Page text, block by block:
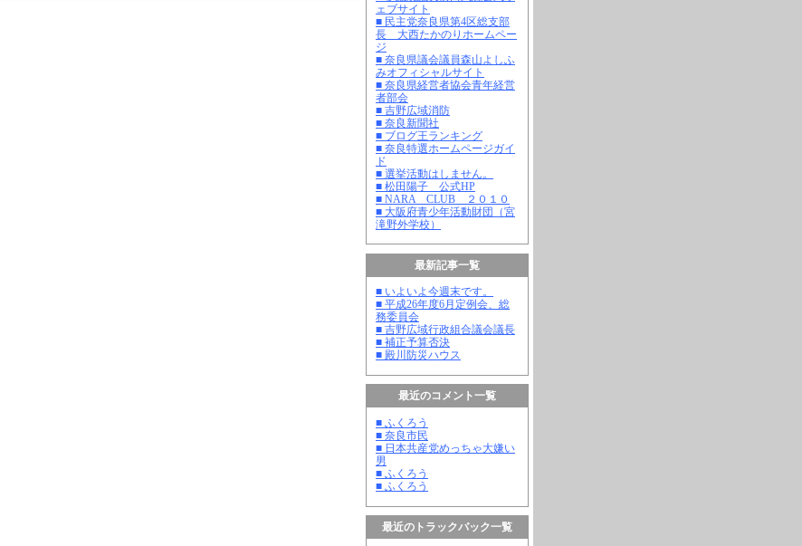
ェブサイト
■ 民主党奈良県第4区総支部
長 大西たかのりホームペー
ジ
■ 奈良県議会議員森山よしふ
みオフィシャルサイト
■ 奈良県経営者協会青年経営
者部会
■ 吉野広域消防
■ 奈良新聞社
■ ブログ王ランキング
■ 奈良特選ホームページガイ
ド
■ 選挙活動はしません。
■ 松田陽子 公式HP
■ NARA CLUB ２０１０
■ 大阪府青少年活動財団（宮
滝野外学校）
最新記事一覧
■ いよいよ今週末です。
■ 平成26年度6月定例会、総
務委員会
■ 吉野広域行政組合議会議長
■ 補正予算否決
■ 殿川防災ハウス
最近のコメント一覧
■ ふくろう
■ 奈良市民
■ 日本共産党めっちゃ大嫌い
男
■ ふくろう
■ ふくろう
最近のトラックバック一覧